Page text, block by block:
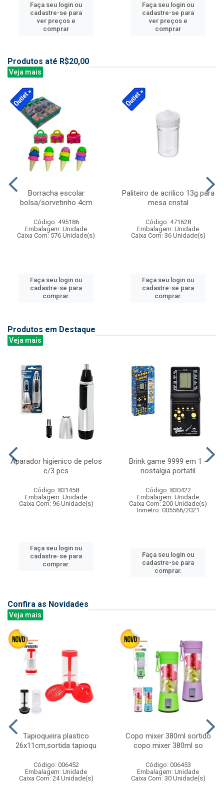
Faça seu login ou
cadastre-se para
ver preços e
comprar
Faça seu login ou
cadastre-se para
ver preços e
comprar
Produtos até R$20,00
Veja mais
Borracha escolar
bolsa/sorvetinho 4cm
Código: 495186
Embalagem: Unidade
Caixa Com: 576 Unidade(s)
Faça seu login ou
cadastre-se para
comprar.
Paliteiro de acrilico 13g para
mesa cristal
Código: 471628
Embalagem: Unidade
Caixa Com: 36 Unidade(s)
Faça seu login ou
cadastre-se para
comprar.
Produtos em Destaque
Veja mais
Aparador higienico de pelos
c/3 pcs
Código: 831458
Embalagem: Unidade
Caixa Com: 96 Unidade(s)
Faça seu login ou
cadastre-se para
comprar.
Brink game 9999 em 1 -
nostalgia portatil
Código: 830422
Embalagem: Unidade
Caixa Com: 200 Unidade(s)
Inmetro: 005566/2021
Faça seu login ou
cadastre-se para
comprar.
Confira as Novidades
Veja mais
Tapioqueira plastico
26x11cm,sortida tapioqu
Código: 006452
Embalagem: Unidade
Caixa Com: 24 Unidade(s)
Copo mixer 380ml sortido
copo mixer 380ml so
Código: 006453
Embalagem: Unidade
Caixa Com: 30 Unidade(s)